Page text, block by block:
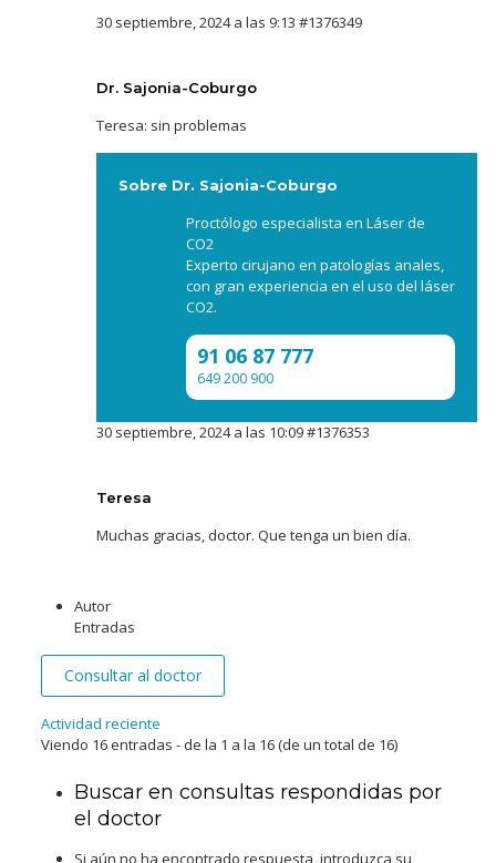
30 septiembre, 2024 a las 9:13 #1376349
Dr. Sajonia-Coburgo
Teresa: sin problemas
Sobre Dr. Sajonia-Coburgo
Proctólogo especialista en Láser de
CO2
Experto cirujano en patologías anales,
con gran experiencia en el uso del láser
CO2.
91 06 87 777
649 200 900
30 septiembre, 2024 a las 10:09#1376353
Teresa
Muchas gracias, doctor. Que tenga un bien día.
Autor
Entradas
Consultar al doctor
Actividad reciente
Viendo 16 entradas - de la 1 a la 16 (de un total de 16)
Buscar en consultas respondidas por
el doctor
Si aún no ha encontrado respuesta, introduzca su